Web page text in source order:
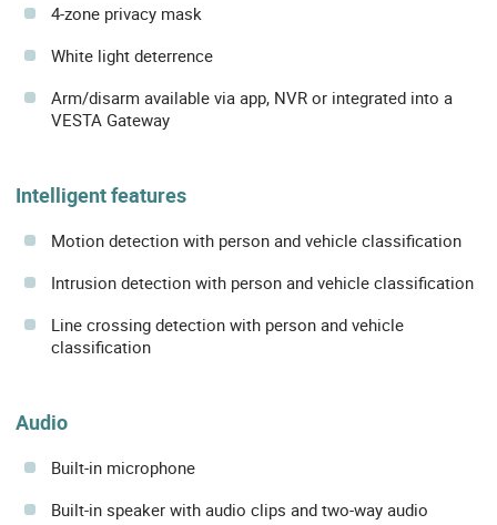
4-zone privacy mask
White light deterrence
Arm/disarm available via app, NVR or integrated into a
VESTA Gateway
Intelligent features
Motion detection with person and vehicle classification
Intrusion detection with person and vehicle classification
Line crossing detection with person and vehicle
classification
Audio
Built-in microphone
Built-in speaker with audio clips and two-way audio